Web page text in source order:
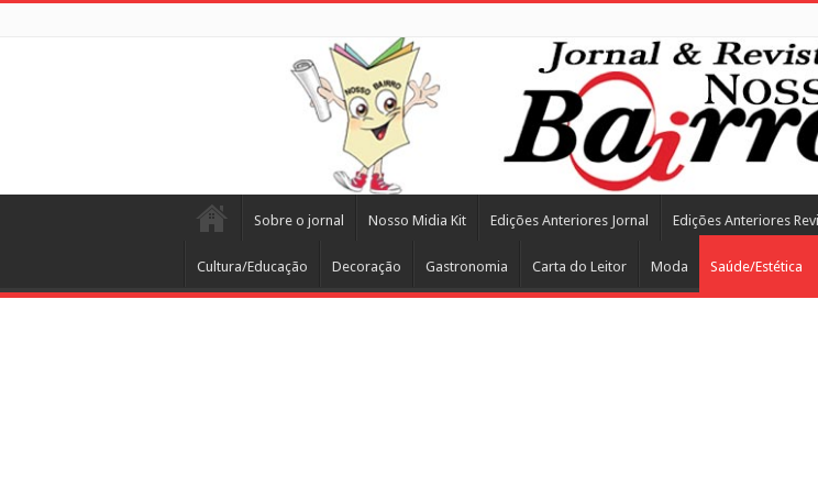
Sobre o jornal Nosso Midia Kit Edições Anteriores Jornal Edições Anteriores
Cultura/Educação Decoração Gastronomia Carta do Leitor Moda Saúde/Estética